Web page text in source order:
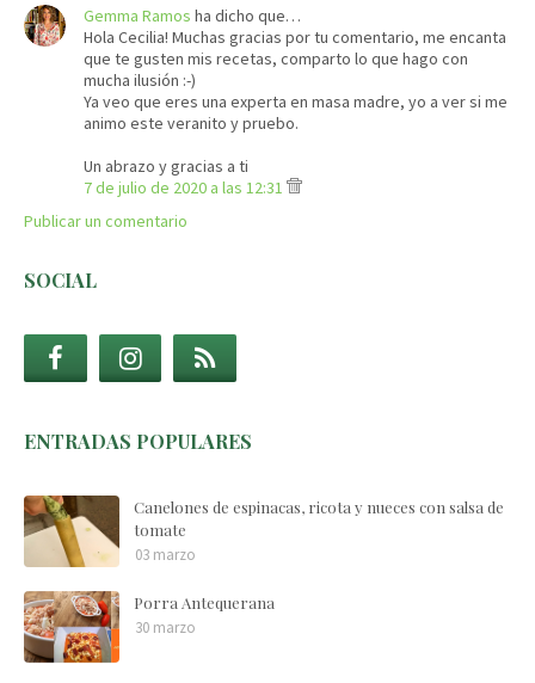
Gemma Ramos ha dicho que…
Hola Cecilia! Muchas gracias por tu comentario, me encanta
que te gusten mis recetas, comparto lo que hago con
mucha ilusión :-)
Ya veo que eres una experta en masa madre, yo a ver si me
animo este veranito y pruebo.
Un abrazo y gracias a ti
7 de julio de 2020 a las 12:31
Publicar un comentario
SOCIAL
ENTRADAS POPULARES
Canelones de espinacas, ricota y nueces con salsa de
tomate
03 marzo
Porra Antequerana
30 marzo